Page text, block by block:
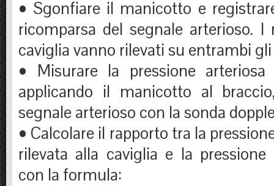
• Sgonfiare il manicotto e
ricomparsa del segnale arterioso. I
caviglia vanno rilevati su entrambi
• Misurare la pressione arteriosa
applicando il manicotto al
segnale arterioso con la sonda
• Calcolare il rapporto tra la
rilevata alla caviglia e la pressione
con la formula: